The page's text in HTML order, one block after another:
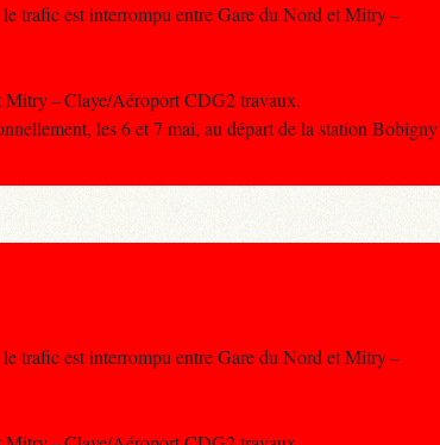
trafic est interrompu entre Gare du Nord et Mitry –
Mitry – Claye/Aéroport CDG2 travaux.
les 6 et 7 mai, au départ de la station Bobigny
trafic est interrompu entre Gare du Nord et Mitry –